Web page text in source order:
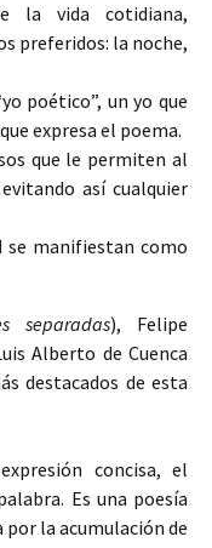
la vida cotidiana,
preferidos: la noche,
poético”, un yo que
expresa el poema.
que le permiten al
así cualquier
se manifiestan como
separadas), Felipe
Alberto de Cuenca
destacados de esta
concisa, el
Es una poesía
por la acumulación de